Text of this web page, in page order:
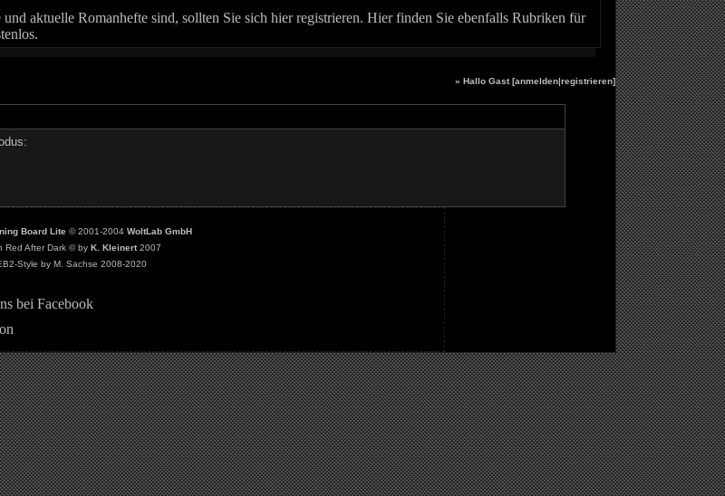
aktuelle Romanhefte sind, sollten Sie sich hier registrieren. Hier finden Sie ebenfalls Rubriken für
» Hallo Gast [anmelden|registrieren]
Board Lite© 2001-2004 WoltLab GmbH
Red After Dark © by K. Kleinert2007
Style by M. Sachse 2008-2020
bei Facebook